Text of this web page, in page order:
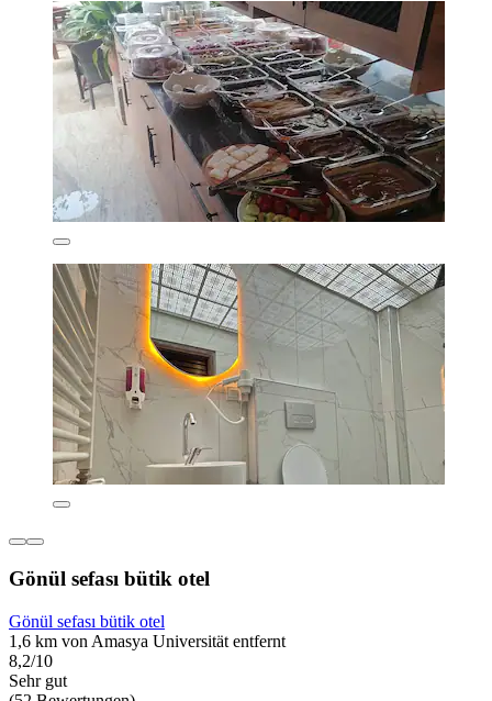
Gönül sefası bütik otel
Gönül sefası bütik otel
1,6 km von Amasya Universität entfernt
8,2/10
Sehr gut